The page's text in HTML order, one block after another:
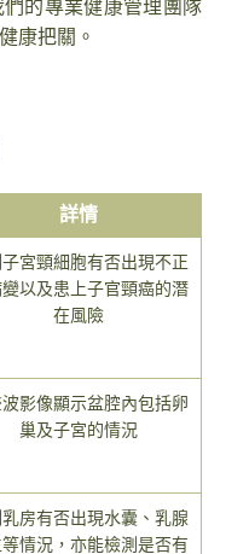
的專業健康管理團隊
康把關。
詳情
宮頸細胞有否出現不正
變以及患上子官頸癌的潛
在風險
影像顯示盆腔內包括卵
巢及子宮的情況
房有否出現水囊、乳腺
情況，亦能檢測是否有